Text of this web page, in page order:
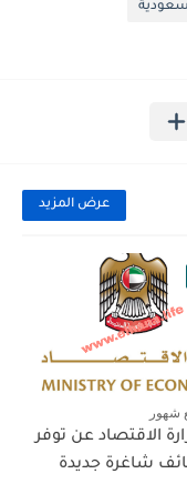
عرض المزيد
شهور
الاقتصاد عن توفر
شاغرة جديدة